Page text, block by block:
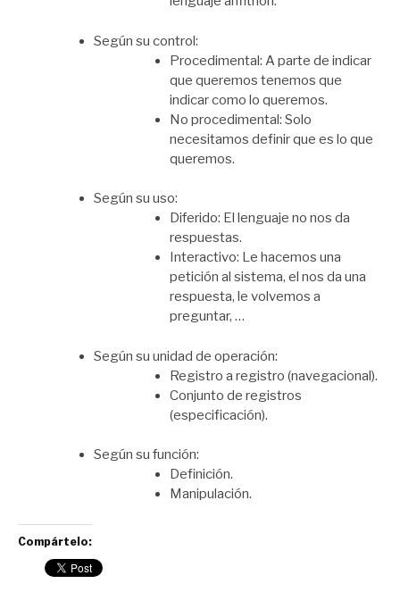
Según su control:
Procedimental: A parte de indicar
que queremos tenemos que
indicar como lo queremos.
No procedimental: Solo
necesitamos definir que es lo que
queremos.
Según su uso:
Diferido: El lenguaje no nos da
respuestas.
Interactivo: Le hacemos una
petición al sistema, el nos da una
respuesta, le volvemos a
preguntar, …
Según su unidad de operación:
Registro a registro (navegacional).
Conjunto de registros
(especificación).
Según su función:
Definición.
Manipulación.
Compártelo: